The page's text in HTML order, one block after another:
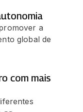
a
global de
com mais